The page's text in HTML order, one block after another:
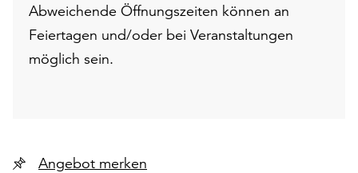
Abweichende Öffnungszeiten können an
Feiertagen und/oder bei Veranstaltungen
möglich sein.
Angebot merken